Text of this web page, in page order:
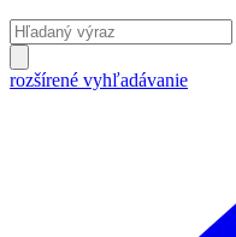
rozšírené vyhľadávanie